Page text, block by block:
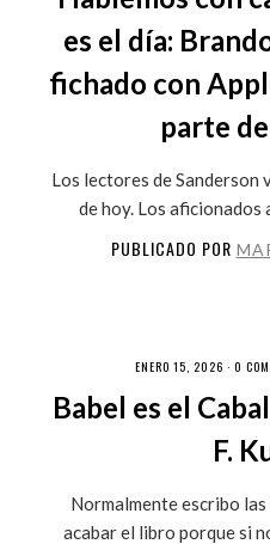
es el día:
fichado con
parte
Los lectores de Sanderson
de hoy. Los aficionados
PUBLICADO POR
ENERO 15, 2026 · 0
Babel es el
F.
Normalmente escribo
acabar el libro porque si